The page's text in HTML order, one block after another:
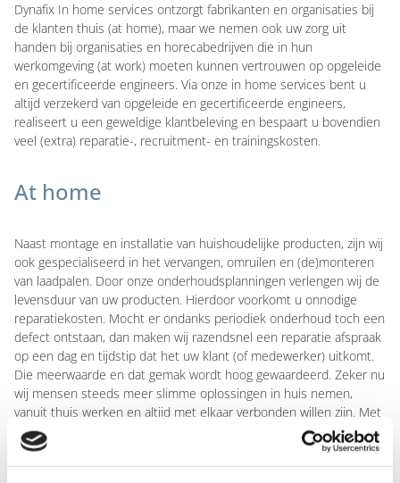
Dynafix In home services ontzorgt fabrikanten en organisaties bij
de klanten thuis (at home), maar we nemen ook uw zorg uit
handen bij organisaties en horecabedrijven die in hun
werkomgeving (at work) moeten kunnen vertrouwen op opgeleide
en gecertificeerde engineers. Via onze in home services bent u
altijd verzekerd van opgeleide en gecertificeerde engineers,
realiseert u een geweldige klantbeleving en bespaart u bovendien
veel (extra) reparatie-, recruitment- en trainingskosten.
At home
Naast montage en installatie van huishoudelijke producten, zijn wij
ook gespecialiseerd in het vervangen, omruilen en (de)monteren
van laadpalen. Door onze onderhoudsplanningen verlengen wij de
levensduur van uw producten. Hierdoor voorkomt u onnodige
reparatiekosten. Mocht er ondanks periodiek onderhoud toch een
defect ontstaan, dan maken wij razendsnel een reparatie afspraak
op een dag en tijdstip dat het uw klant (of medewerker) uitkomt.
Die meerwaarde en dat gemak wordt hoog gewaardeerd. Zeker nu
wij mensen steeds meer slimme oplossingen in huis nemen,
vanuit thuis werken en altijd met elkaar verbonden willen zijn. Met
Dynafix In home services biedt u uw klanten of medewerkers een
betrouwbare service aan huis en vergroot u tegelijkertijd hun
loyaliteit.